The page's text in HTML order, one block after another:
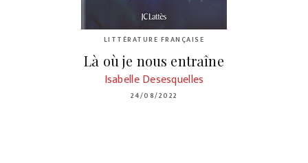
LITTÉRATURE FRANÇAISE
Là où je nous entraîne
Isabelle Desesquelles
24/08/2022